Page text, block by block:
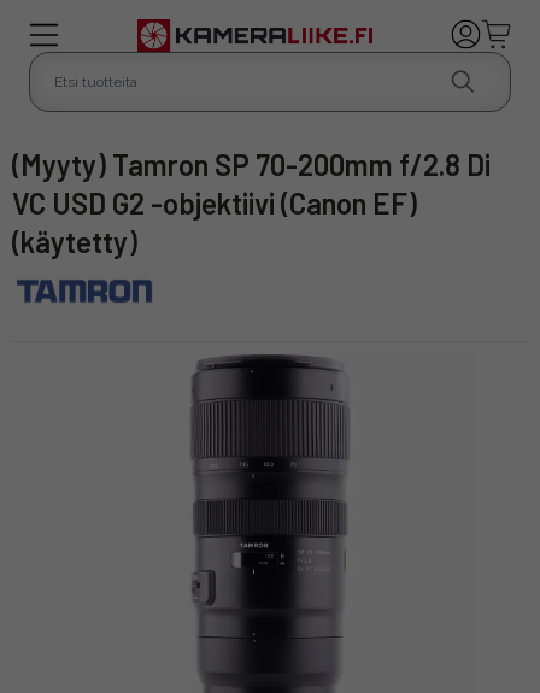
(Myyty) Tamron SP 70-200mm f/2.8 Di
VC USD G2 -objektiivi (Canon EF)
(käytetty)